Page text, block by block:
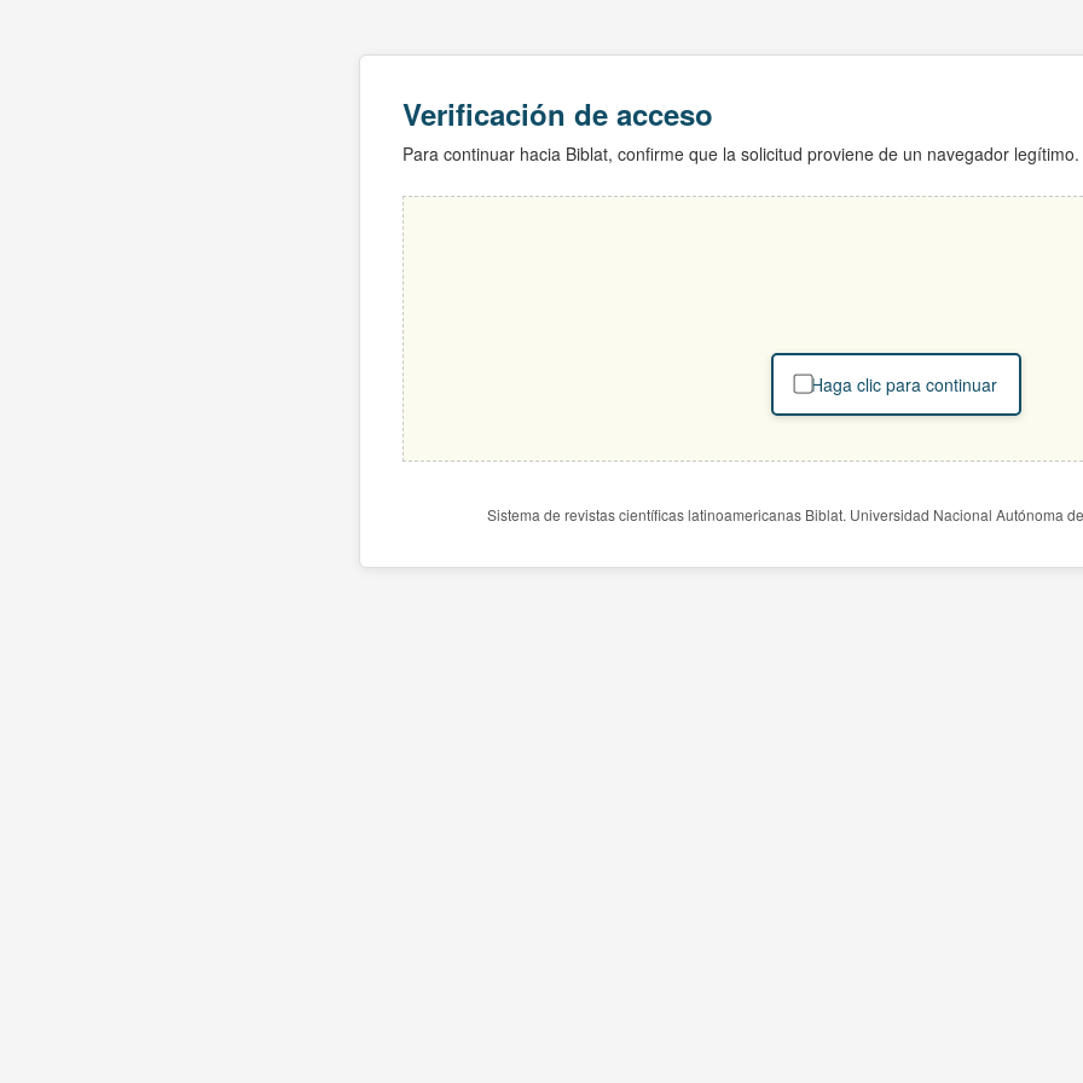
Verificación de acceso
Para continuar hacia Biblat, confirme que la solicitud proviene de un navegador legítimo.
Haga clic para continuar
Sistema de revistas científicas latinoamericanas Biblat. Universidad Nacional Autónoma